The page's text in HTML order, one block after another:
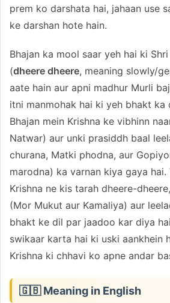
prem ko darshata hai, jahaan use
ke darshan hote hain.
Bhajan ka mool saar yeh hai ki
(dheere dheere, meaning slowly/
aate hain aur apni madhur Murli
itni manmohak hai ki yeh bhakt ka
Bhajan mein Krishna ke vibhinn
Natwar) aur unki prasiddh baal
churana, Matki phodna, aur
marodna) ka varnan kiya gaya
Krishna ne kis tarah dheere-
(Mor Mukut aur Kamaliya) aur
bhakt ke dil par jaadoo kar diya
swikaar karta hai ki uski aankhein
Krishna ki chhavi ko apne andar
🇬🇧 Meaning in English